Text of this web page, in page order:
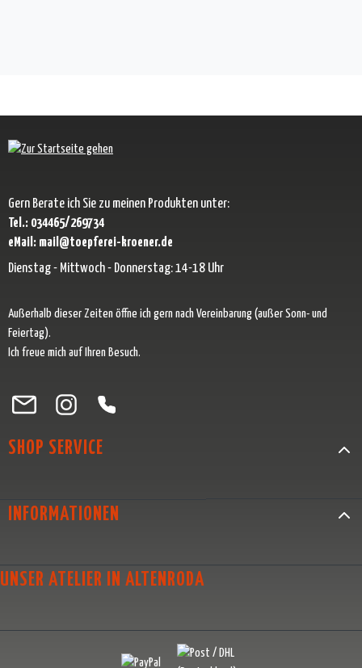
Gern Berate ich Sie zu meinen Produkten unter:
Tel.: 034465/269734
eMail: mail@toepferei-kroener.de
Dienstag - Mittwoch - Donnerstag: 14-18 Uhr
Außerhalb dieser Zeiten öffne ich gern nach Vereinbarung (außer Sonn- und
Feiertag).
Ich freue mich auf Ihren Besuch.
Besuche uns auf Facebook – öffnet in neuem Tab (externer Link)
Schau auf Instagram vorbei – öffnet in neuem Tab (externer Link)
Lass dich auf Pinterest inspirieren – öffnet in neuem Tab
Folge uns auf X – öffnet in neuem Tab (externer Link)
SHOP SERVICE
INFORMATIONEN
UNSER ATELIER IN ALTENRODA